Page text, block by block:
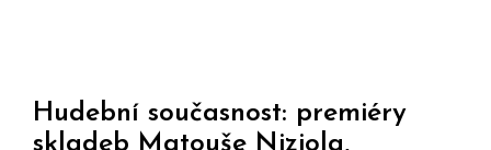
Hudební současnost: premiéry
skladeb Matouše Niziola,